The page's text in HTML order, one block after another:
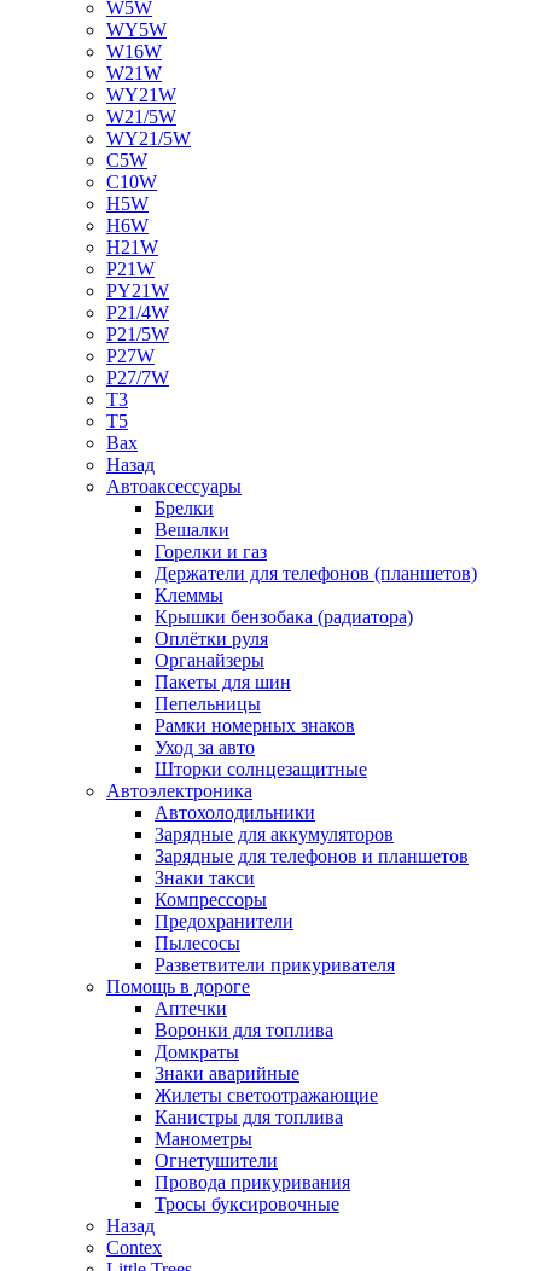
W5W
WY5W
W16W
W21W
WY21W
W21/5W
WY21/5W
C5W
C10W
H5W
H6W
H21W
P21W
PY21W
P21/4W
P21/5W
P27W
P27/7W
T3
T5
Bax
Назад
Автоаксессуары
Брелки
Вешалки
Горелки и газ
Держатели для телефонов (планшетов)
Клеммы
Крышки бензобака (радиатора)
Оплётки руля
Органайзеры
Пакеты для шин
Пепельницы
Рамки номерных знаков
Уход за авто
Шторки солнцезащитные
Автоэлектроника
Автохолодильники
Зарядные для аккумуляторов
Зарядные для телефонов и планшетов
Знаки такси
Компрессоры
Предохранители
Пылесосы
Разветвители прикуривателя
Помощь в дороге
Аптечки
Воронки для топлива
Домкраты
Знаки аварийные
Жилеты светоотражающие
Канистры для топлива
Манометры
Огнетушители
Провода прикуривания
Тросы буксировочные
Назад
Contex